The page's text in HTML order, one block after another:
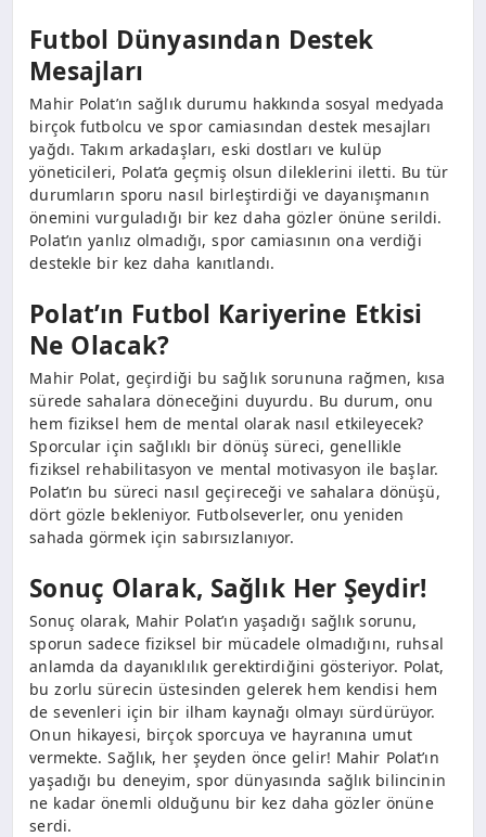
Futbol Dünyasından Destek
Mesajları
Mahir Polat’ın sağlık durumu hakkında sosyal medyada
birçok futbolcu ve spor camiasından destek mesajları
yağdı. Takım arkadaşları, eski dostları ve kulüp
yöneticileri, Polat’a geçmiş olsun dileklerini iletti. Bu tür
durumların sporu nasıl birleştirdiği ve dayanışmanın
önemini vurguladığı bir kez daha gözler önüne serildi.
Polat’ın yanlız olmadığı, spor camiasının ona verdiği
destekle bir kez daha kanıtlandı.
Polat’ın Futbol Kariyerine Etkisi
Ne Olacak?
Mahir Polat, geçirdiği bu sağlık sorununa rağmen, kısa
sürede sahalara döneceğini duyurdu. Bu durum, onu
hem fiziksel hem de mental olarak nasıl etkileyecek?
Sporcular için sağlıklı bir dönüş süreci, genellikle
fiziksel rehabilitasyon ve mental motivasyon ile başlar.
Polat’ın bu süreci nasıl geçireceği ve sahalara dönüşü,
dört gözle bekleniyor. Futbolseverler, onu yeniden
sahada görmek için sabırsızlanıyor.
Sonuç Olarak, Sağlık Her Şeydir!
Sonuç olarak, Mahir Polat’ın yaşadığı sağlık sorunu,
sporun sadece fiziksel bir mücadele olmadığını, ruhsal
anlamda da dayanıklılık gerektirdiğini gösteriyor. Polat,
bu zorlu sürecin üstesinden gelerek hem kendisi hem
de sevenleri için bir ilham kaynağı olmayı sürdürüyor.
Onun hikayesi, birçok sporcuya ve hayranına umut
vermekte. Sağlık, her şeyden önce gelir! Mahir Polat’ın
yaşadığı bu deneyim, spor dünyasında sağlık bilincinin
ne kadar önemli olduğunu bir kez daha gözler önüne
serdi.